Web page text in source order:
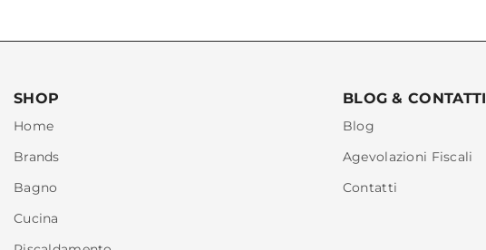
SHOP
Home
Brands
Bagno
Cucina
BLOG & CONTATTI
Blog
Agevolazioni Fiscali
Contatti